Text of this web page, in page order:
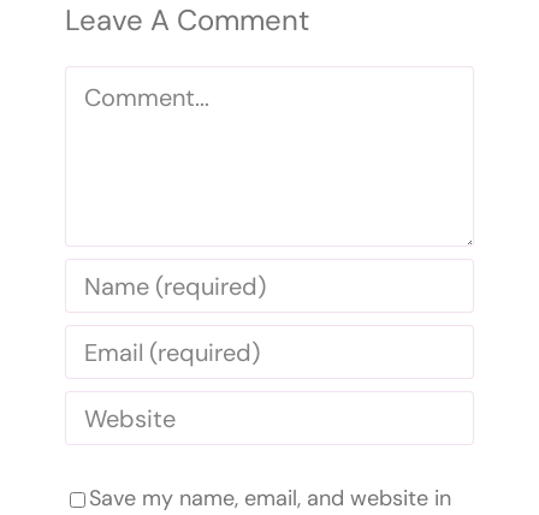
Leave A Comment
Comment
Save my name, email, and website in